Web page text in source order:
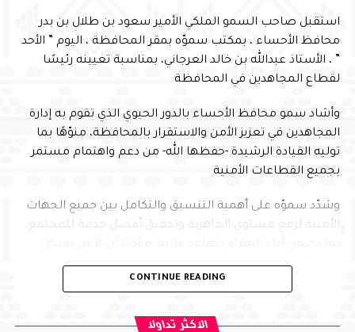
استقبل صاحب السمو الملكي الأمير سعود بن طلال بن بدر
محافظ الأحساء ، بمكتب سموّه بمقر المحافظة ، اليوم ” الأحد
” ، الأستاذ عبدالله بن خالد العرجاني، بمناسبة تعيينه رئيسًا
لقطاع المجاهدين في المحافظة
وأشاد سمو محافظ الأحساء بالدور الحيوي الذي تقوم به إدارة
المجاهدين في تعزيز الأمن والاستقرار بالمحافظة، منوّهًا بما
توليه القيادة الرشيدة -حفظها الله- من دعم واهتمام مستمر
بجميع القطاعات الأمنية
وشدّد سموّه على أهمية التنسيق والتكامل بين جميع الجهات
الأمنية لرفع مستوى الجاهزية وتحقيق أفضل خدمة للمجتمع،
ركيزة أساسية لتعزيز بيئة الأعمال وجذب الاستثمارات إلى
المحافظة، بما يسهم في التنمية المستدامة
من جانبه، أعرب العرجاني عن شكره لسمو محافظ الأحساء على
CONTINUE READING
الاكثر تداولا